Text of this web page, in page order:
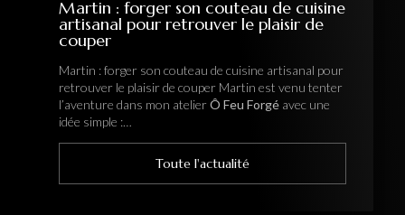
Martin : forger son couteau de cuisine
artisanal pour retrouver le plaisir de
couper
Martin : forger son couteau de cuisine artisanal pour
retrouver le plaisir de couper Martin est venu tenter
l’aventure dans mon atelierÔ Feu Forgé avec une
idée simple :…
Toute l'actualité